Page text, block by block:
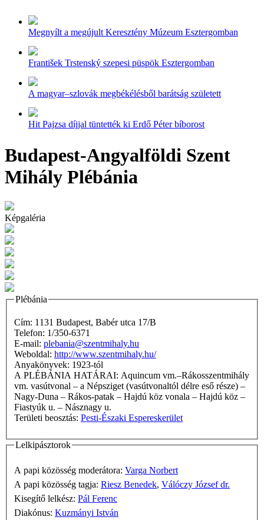
Megnyílt a megújult Keresztény Múzeum Esztergomban
František Trstenský szepesi püspök Esztergomban
A magyar–szlovák megbékélésből barátság született
Hit Pajzsa díjjal tüntették ki Erdő Péter bíborost
Budapest-Angyalföldi Szent
Mihály Plébánia
Képgaléria
Plébánia
Cím: 1131 Budapest, Babér utca 17/B
Telefon: 1/350-6371
E-mail: plebania@szentmihaly.hu
Weboldal: http://www.szentmihaly.hu/
Anyakönyvek: 1923-tól
A PLÉBÁNIA HATÁRAI: Aquincum vm.–Rákosszentmihály
vm. vasútvonal – a Népsziget (vasútvonaltól délre eső része) –
Nagy-Duna – Rákos-patak – Hajdú köz vonala – Hajdú köz –
Fiastyúk u. – Násznagy u.
Területi beosztás: Pesti-Északi Espereskerület
Lelkipásztorok
A papi közösség moderátora: Varga Norbert
A papi közösség tagja: Riesz Benedek, Válóczy József dr.
Kisegítő lelkész: Pál Ferenc
Diakónus: Kuzmányi István